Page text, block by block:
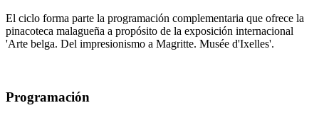
El ciclo forma parte la programación complementaria que ofrece la
pinacoteca malagueña a propósito de la exposición internacional
'Arte belga. Del impresionismo a Magritte. Musée d'Ixelles'.
Programación